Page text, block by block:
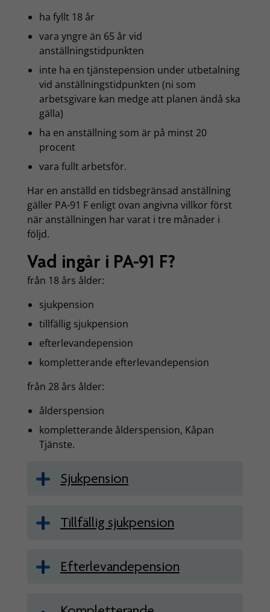
ha fyllt 18 år
vara yngre än 65 år vid
anställningstidpunkten
inte ha en tjänstepension under utbetalning
vid anställningstidpunkten (ni som
arbetsgivare kan medge att planen ändå ska
gälla)
ha en anställning som är på minst 20
procent
vara fullt arbetsför.
Har en anställd en tidsbegränsad anställning
gäller PA-91 F enligt ovan angivna villkor först
när anställningen har varat i tre månader i
följd.
Vad ingår i PA-91 F?
från 18 års ålder:
sjukpension
tillfällig sjukpension
efterlevandepension
kompletterande efterlevandepension
från 28 års ålder:
ålderspension
kompletterande ålderspension, Kåpan
Tjänste.
Sjukpension
Tillfällig sjukpension
Efterlevandepension